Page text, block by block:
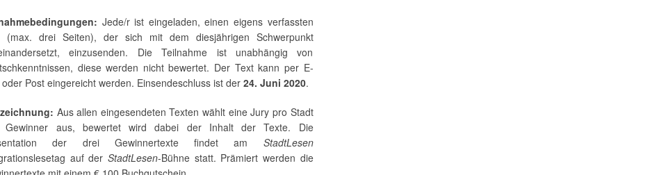
Jede/r ist eingeladen, einen eigens verfassten
(max. drei Seiten), der sich mit dem diesjährigen Schwerpunkt
einzusenden. Die Teilnahme ist unabhängig von
diese werden nicht bewertet. Der Text kann per E-
oder Post eingereicht werden. Einsendeschluss ist der 24. Juni 2020.
Aus allen eingesendeten Texten wählt eine Jury pro Stadt
Gewinner aus, bewertet wird dabei der Inhalt der Texte. Die
der drei Gewinnertexte findet am StadtLesen
auf der StadtLesen-Bühne statt. Prämiert werden die